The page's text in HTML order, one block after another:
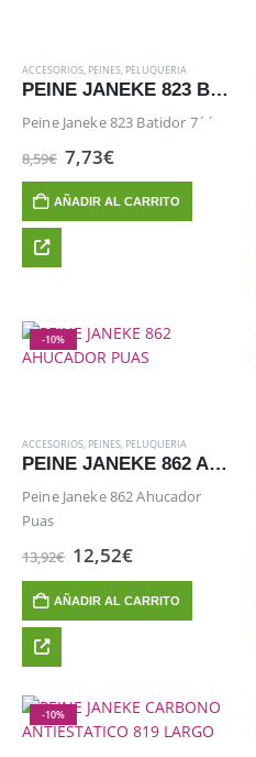
ACCESORIOS, PEINES, PELUQUERIA
PEINE JANEKE 823 BATIDOR 7´´
Peine Janeke 823 Batidor 7´´
8,59€ El
precio
original
era:
8,59€.
7,73€El
actual
es:
7,73€.
AÑADIR AL CARRITO
-10%
ACCESORIOS, PEINES, PELUQUERIA
PEINE JANEKE 862 AHUCADOR PUAS
Peine Janeke 862 Ahucador
Puas
13,92€ El
precio
original
era:
13,92€.
12,52€El
actual
es:
12,52€.
AÑADIR AL CARRITO
-10%